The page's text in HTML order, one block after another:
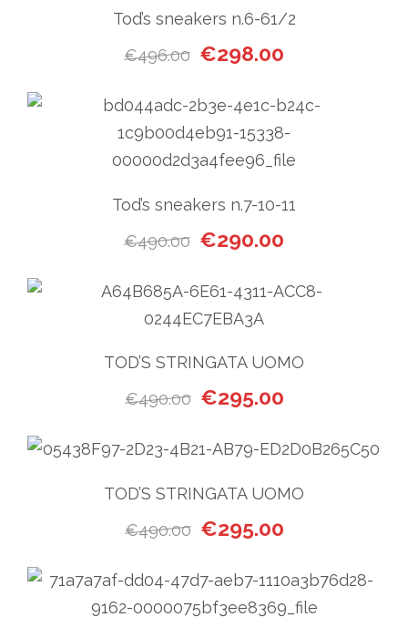
Tod’s sneakers n.6-61/2
€496.00 Il prezzo originale era:
€298.00
Tod’s sneakers n.7-10-11
€490.00 Il prezzo originale era:
€290.00
TOD’S STRINGATA UOMO
€490.00 Il prezzo originale era:
€295.00Il prezzo
TOD’S STRINGATA UOMO
€490.00 Il prezzo originale era:
€295.00Il prezzo